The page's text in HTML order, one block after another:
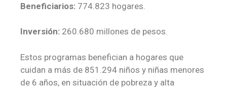
Beneficiarios: 774.823 hogares.
Inversión: 260.680 millones de pesos.
Estos programas benefician a hogares que
cuidan a más de 851.294 niños y niñas menores
de 6 años, en situación de pobreza y alta